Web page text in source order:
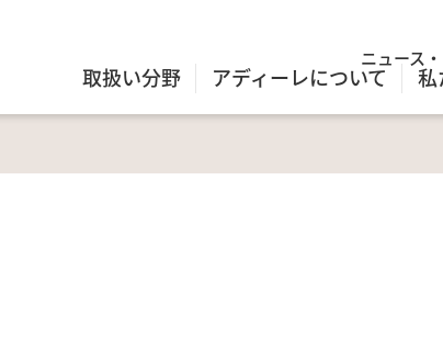
ニュース
取扱い分野 アディーレについて 私